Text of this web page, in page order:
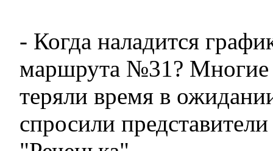
- Когда наладится
маршрута №31? Многие
теряли время в
спросили представители